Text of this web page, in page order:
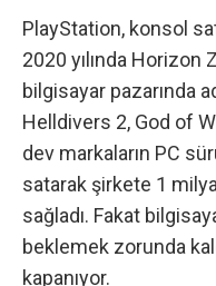
PlayStation, konsol
2020 yılında
bilgisayar pazarında
Helldivers 2, God of
dev markaların PC
satarak şirkete 1
sağladı. Fakat
beklemek zorunda
kapanıyor.